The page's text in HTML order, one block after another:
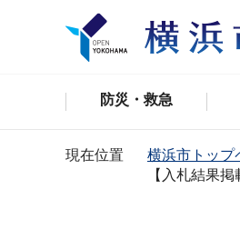
防災・救急
現在位置 横浜市トップ
【入札結果